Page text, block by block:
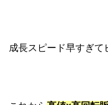
成長スピード早すぎ